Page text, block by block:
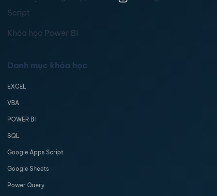
Script
Khóa học Power BI
Danh mục khóa học
EXCEL
VBA
POWER BI
SQL
Google Apps Script
Google Sheets
Power Query